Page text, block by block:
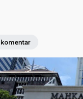
komentar